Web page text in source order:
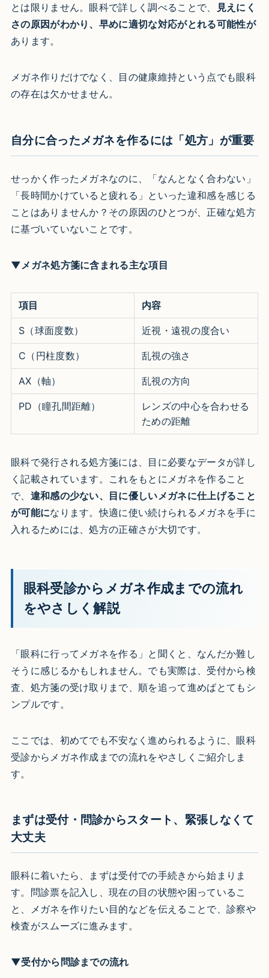
とは限りません。眼科で詳しく調べることで、
見えにく
さの原因がわかり、早めに適切な対応がとれる可能性が
あります。
メガネ作りだけでなく、目の健康維持という点でも眼科
の存在は欠かせません。
自分に合ったメガネを作るには「処方」が重要
せっかく作ったメガネなのに、「なんとなく合わない」
「長時間かけていると疲れる」といった違和感を感じる
ことはありませんか？その原因のひとつが、正確な処方
に基づいていないことです。
▼メガネ処方箋に含まれる主な項目
項目 内容
S（球面度数） 近視・遠視の度合い
C（円柱度数） 乱視の強さ
AX（軸） 乱視の方向
PD（瞳孔間距離）
レンズの中心を合わせる
ための距離
眼科で発行される処方箋には、目に必要なデータが詳し
く記載されています。これをもとにメガネを作ること
で、 違和感の少ない、目に優しいメガネに仕上げること
が可能になります。快適に使い続けられるメガネを手に
入れるためには、処方の正確さが大切です。
眼科受診からメガネ作成までの流れ
をやさしく解説
「眼科に行ってメガネを作る」と聞くと、なんだか難し
そうに感じるかもしれません。でも実際は、受付から検
査、処方箋の受け取りまで、順を追って進めばとてもシ
ンプルです。
ここでは、初めてでも不安なく進められるように、眼科
受診からメガネ作成までの流れをやさしくご紹介しま
す。
まずは受付・問診からスタート、緊張しなくて
大丈夫
眼科に着いたら、まずは受付での手続きから始まりま
す。問診票を記入し、現在の目の状態や困っているこ
と、メガネを作りたい目的などを伝えることで、診察や
検査がスムーズに進みます。
▼受付から問診までの流れ